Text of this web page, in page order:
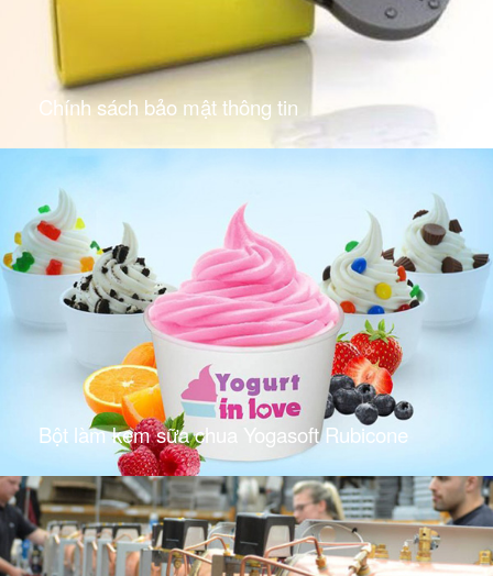
Chính sách bảo mật thông tin
Bột làm kem sữa chua Yogasoft Rubicone